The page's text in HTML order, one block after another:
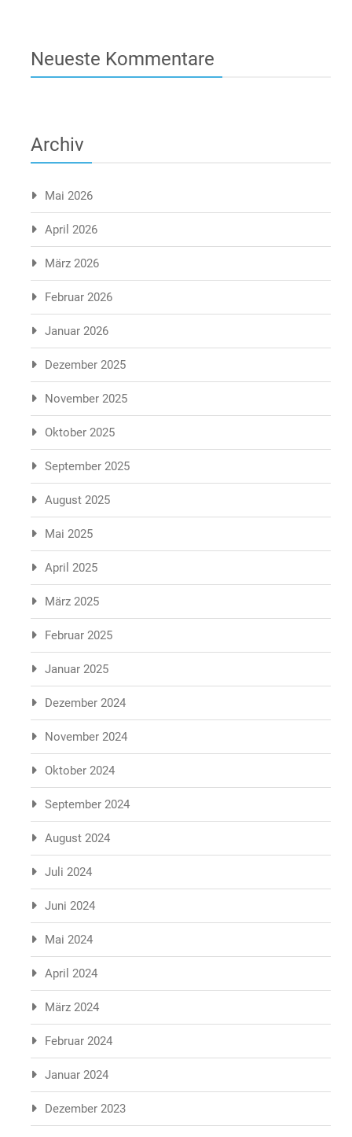
Neueste Kommentare
Archiv
Mai 2026
April 2026
März 2026
Februar 2026
Januar 2026
Dezember 2025
November 2025
Oktober 2025
September 2025
August 2025
Mai 2025
April 2025
März 2025
Februar 2025
Januar 2025
Dezember 2024
November 2024
Oktober 2024
September 2024
August 2024
Juli 2024
Juni 2024
Mai 2024
April 2024
März 2024
Februar 2024
Januar 2024
Dezember 2023